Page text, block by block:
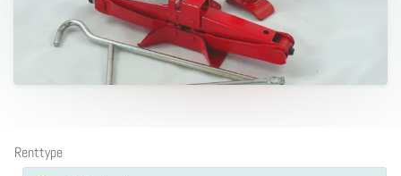
Renttype